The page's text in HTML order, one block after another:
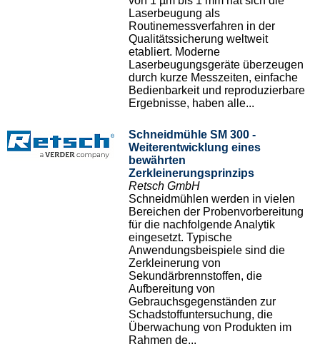
Laserbeugung als
Routinemessverfahren in der
Qualitätssicherung weltweit
etabliert. Moderne
Laserbeugungsgeräte überzeugen
durch kurze Messzeiten, einfache
Bedienbarkeit und reproduzierbare
Ergebnisse, haben alle...
Schneidmühle SM 300 -
Weiterentwicklung eines
bewährten
Zerkleinerungsprinzips
Retsch GmbH
Schneidmühlen werden in vielen
Bereichen der Probenvorbereitung
für die nachfolgende Analytik
eingesetzt. Typische
Anwendungsbeispiele sind die
Zerkleinerung von
Sekundärbrennstoffen, die
Aufbereitung von
Gebrauchsgegenständen zur
Schadstoffuntersuchung, die
Überwachung von Produkten im
Rahmen de...